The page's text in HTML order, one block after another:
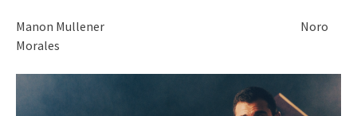
Manon Mullener Noro
Morales